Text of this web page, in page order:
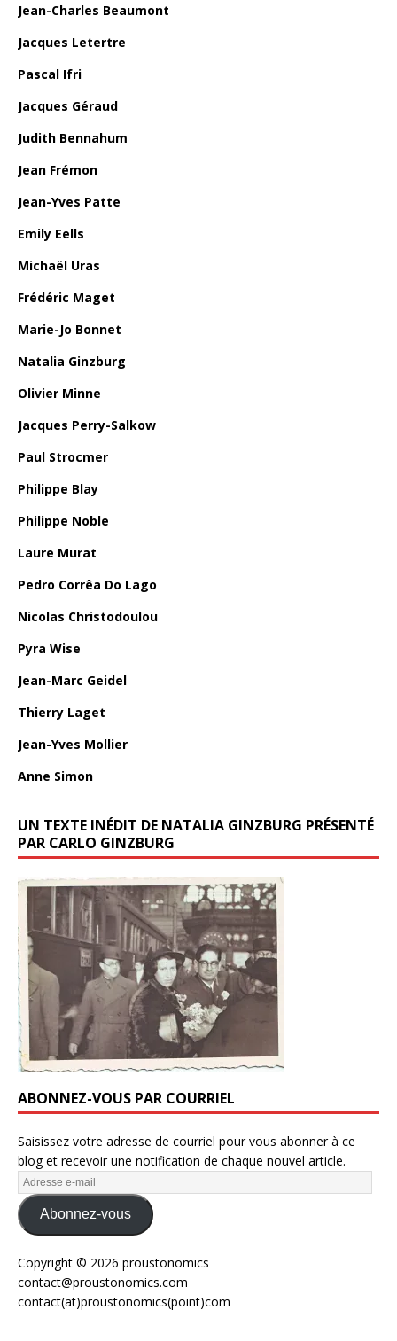
Jean-Charles Beaumont
Jacques Letertre
Pascal Ifri
Jacques Géraud
Judith Bennahum
Jean Frémon
Jean-Yves Patte
Emily Eells
Michaël Uras
Frédéric Maget
Marie-Jo Bonnet
Natalia Ginzburg
Olivier Minne
Jacques Perry-Salkow
Paul Strocmer
Philippe Blay
Philippe Noble
Laure Murat
Pedro Corrêa Do Lago
Nicolas Christodoulou
Pyra Wise
Jean-Marc Geidel
Thierry Laget
Jean-Yves Mollier
Anne Simon
UN TEXTE INÉDIT DE NATALIA GINZBURG PRÉSENTÉ
PAR CARLO GINZBURG
ABONNEZ-VOUS PAR COURRIEL
Saisissez votre adresse de courriel pour vous abonner à ce
blog et recevoir une notification de chaque nouvel article.
Abonnez-vous
Copyright © 2026 proustonomics
contact@proustonomics.com
contact(at)proustonomics(point)com